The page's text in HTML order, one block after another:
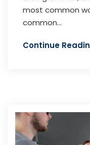
most common
common...
Continue